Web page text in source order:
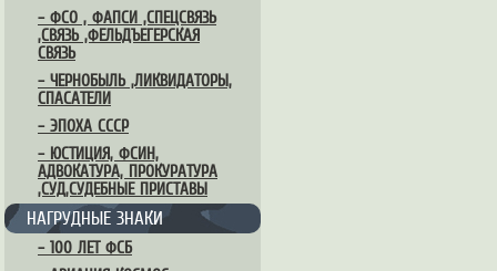
– ФСО , ФАПСИ ,СПЕЦСВЯЗЬ
,СВЯЗЬ ,ФЕЛЬДЪЕГЕРСКАЯ
СВЯЗЬ
– ЧЕРНОБЫЛЬ ,ЛИКВИДАТОРЫ,
СПАСАТЕЛИ
– ЭПОХА СССР
– ЮСТИЦИЯ, ФСИН,
АДВОКАТУРА, ПРОКУРАТУРА
,СУД,СУДЕБНЫЕ ПРИСТАВЫ
НАГРУДНЫЕ ЗНАКИ
– 100 ЛЕТ ФСБ